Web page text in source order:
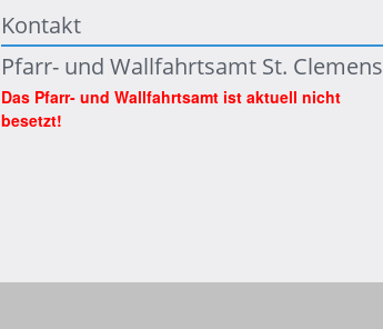
Kontakt
Pfarr- und Wallfahrtsamt St. Clemens
Das Pfarr- und Wallfahrtsamt ist aktuell nicht
besetzt!